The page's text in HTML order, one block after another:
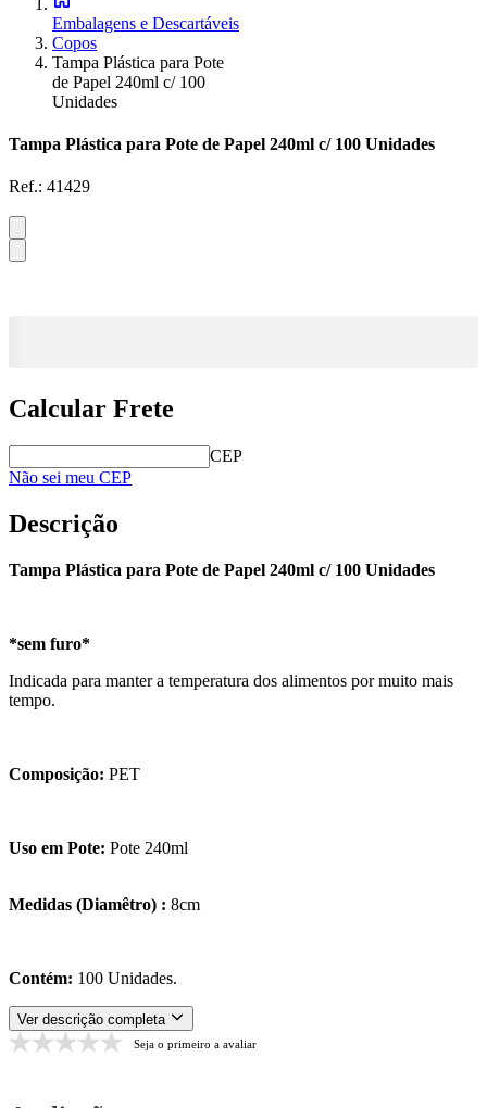
Embalagens e Descartáveis
Copos
Tampa Plástica para Pote
de Papel 240ml c/ 100
Unidades
Tampa Plástica para Pote de Papel 240ml c/ 100 Unidades
Ref.: 41429
Calcular Frete
CEP
Não sei meu CEP
Descrição
Tampa Plástica para Pote de Papel 240ml c/ 100 Unidades
*sem furo*
Indicada para manter a temperatura dos alimentos por muito mais
tempo.
Composição: PET
Uso em Pote: Pote 240ml
Medidas (Diamêtro) : 8cm
Contém: 100 Unidades.
Ver descrição completa
Seja o primeiro a avaliar